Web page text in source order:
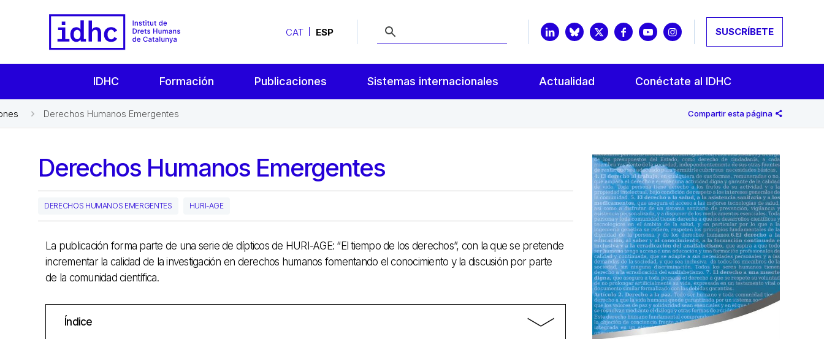
CAT ESP SUSCRÍBETE
IDHC Formación Publicaciones Sistemas internacionales Actualidad Conéctate al IDHC
Derechos Humanos Emergentes Compartir esta página
Derechos Humanos Emergentes
DERECHOS HUMANOS EMERGENTES HURI-AGE
La publicación forma parte de una serie de dípticos de HURI-AGE: “El tiempo de los derechos”, con la que se pretende
incrementar la calidad de la investigación en derechos humanos fomentando el conocimiento y la discusión por parte
de la comunidad científica.
Índice